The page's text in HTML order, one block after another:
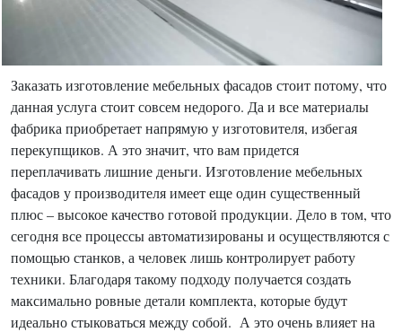
Заказать изготовление мебельных фасадов стоит потому, что
данная услуга стоит совсем недорого. Да и все материалы
фабрика приобретает напрямую у изготовителя, избегая
перекупщиков. А это значит, что вам придется
переплачивать лишние деньги. Изготовление мебельных
фасадов у производителя имеет еще один существенный
плюс – высокое качество готовой продукции. Дело в том, что
сегодня все процессы автоматизированы и осуществляются с
помощью станков, а человек лишь контролирует работу
техники. Благодаря такому подходу получается создать
максимально ровные детали комплекта, которые будут
идеально стыковаться между собой. А это очень влияет на